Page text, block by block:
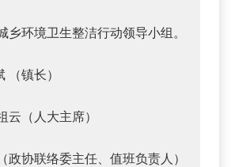
乡环境卫生整洁行动领导小组。
（镇长）
云（人大主席）
协联络委主任、值班负责人）